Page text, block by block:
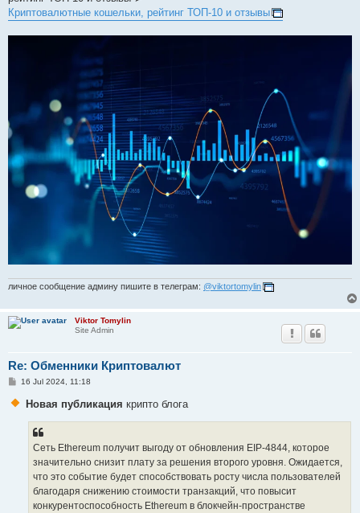
Криптовалютные кошельки, рейтинг ТОП-10 и отзывы
личное сообщение админу пишите в телеграм: @viktortomylin
Viktor Tomylin
Site Admin
Re: Обменники Криптовалют
P
s
16 Jul 2024, 11:18
Новая публикация крипто блога
Сеть Ethereum получит выгоду от обновления EIP-4844, которое
значительно снизит плату за решения второго уровня. Ожидается,
что это событие будет способствовать росту числа пользователей
благодаря снижению стоимости транзакций, что повысит
конкурентоспособность Ethereum в блокчейн-пространстве ​